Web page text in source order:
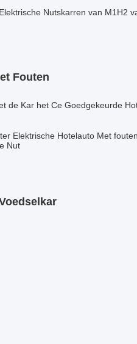
Nutskarren van M1H2
Fouten
de Kar het Ce Goedgekeurde
Elektrische Hotelauto Met
Nut